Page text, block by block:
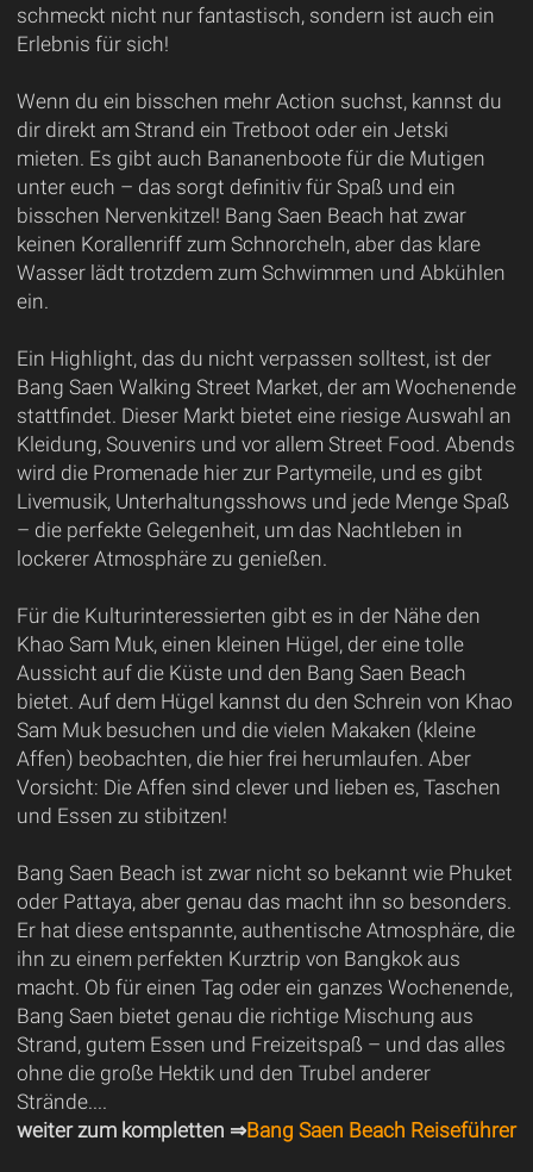
schmeckt nicht nur fantastisch, sondern ist auch ein
Erlebnis für sich!
Wenn du ein bisschen mehr Action suchst, kannst du
dir direkt am Strand ein Tretboot oder ein Jetski
mieten. Es gibt auch Bananenboote für die Mutigen
unter euch – das sorgt definitiv für Spaß und ein
bisschen Nervenkitzel! Bang Saen Beach hat zwar
keinen Korallenriff zum Schnorcheln, aber das klare
Wasser lädt trotzdem zum Schwimmen und Abkühlen
ein.
Ein Highlight, das du nicht verpassen solltest, ist der
Bang Saen Walking Street Market, der am Wochenende
stattfindet. Dieser Markt bietet eine riesige Auswahl an
Kleidung, Souvenirs und vor allem Street Food. Abends
wird die Promenade hier zur Partymeile, und es gibt
Livemusik, Unterhaltungsshows und jede Menge Spaß
– die perfekte Gelegenheit, um das Nachtleben in
lockerer Atmosphäre zu genießen.
Für die Kulturinteressierten gibt es in der Nähe den
Khao Sam Muk, einen kleinen Hügel, der eine tolle
Aussicht auf die Küste und den Bang Saen Beach
bietet. Auf dem Hügel kannst du den Schrein von Khao
Sam Muk besuchen und die vielen Makaken (kleine
Affen) beobachten, die hier frei herumlaufen. Aber
Vorsicht: Die Affen sind clever und lieben es, Taschen
und Essen zu stibitzen!
Bang Saen Beach ist zwar nicht so bekannt wie Phuket
oder Pattaya, aber genau das macht ihn so besonders.
Er hat diese entspannte, authentische Atmosphäre, die
ihn zu einem perfekten Kurztrip von Bangkok aus
macht. Ob für einen Tag oder ein ganzes Wochenende,
Bang Saen bietet genau die richtige Mischung aus
Strand, gutem Essen und Freizeitspaß – und das alles
ohne die große Hektik und den Trubel anderer
Strände....
weiter zum kompletten ⇒Bang Saen Beach Reiseführer